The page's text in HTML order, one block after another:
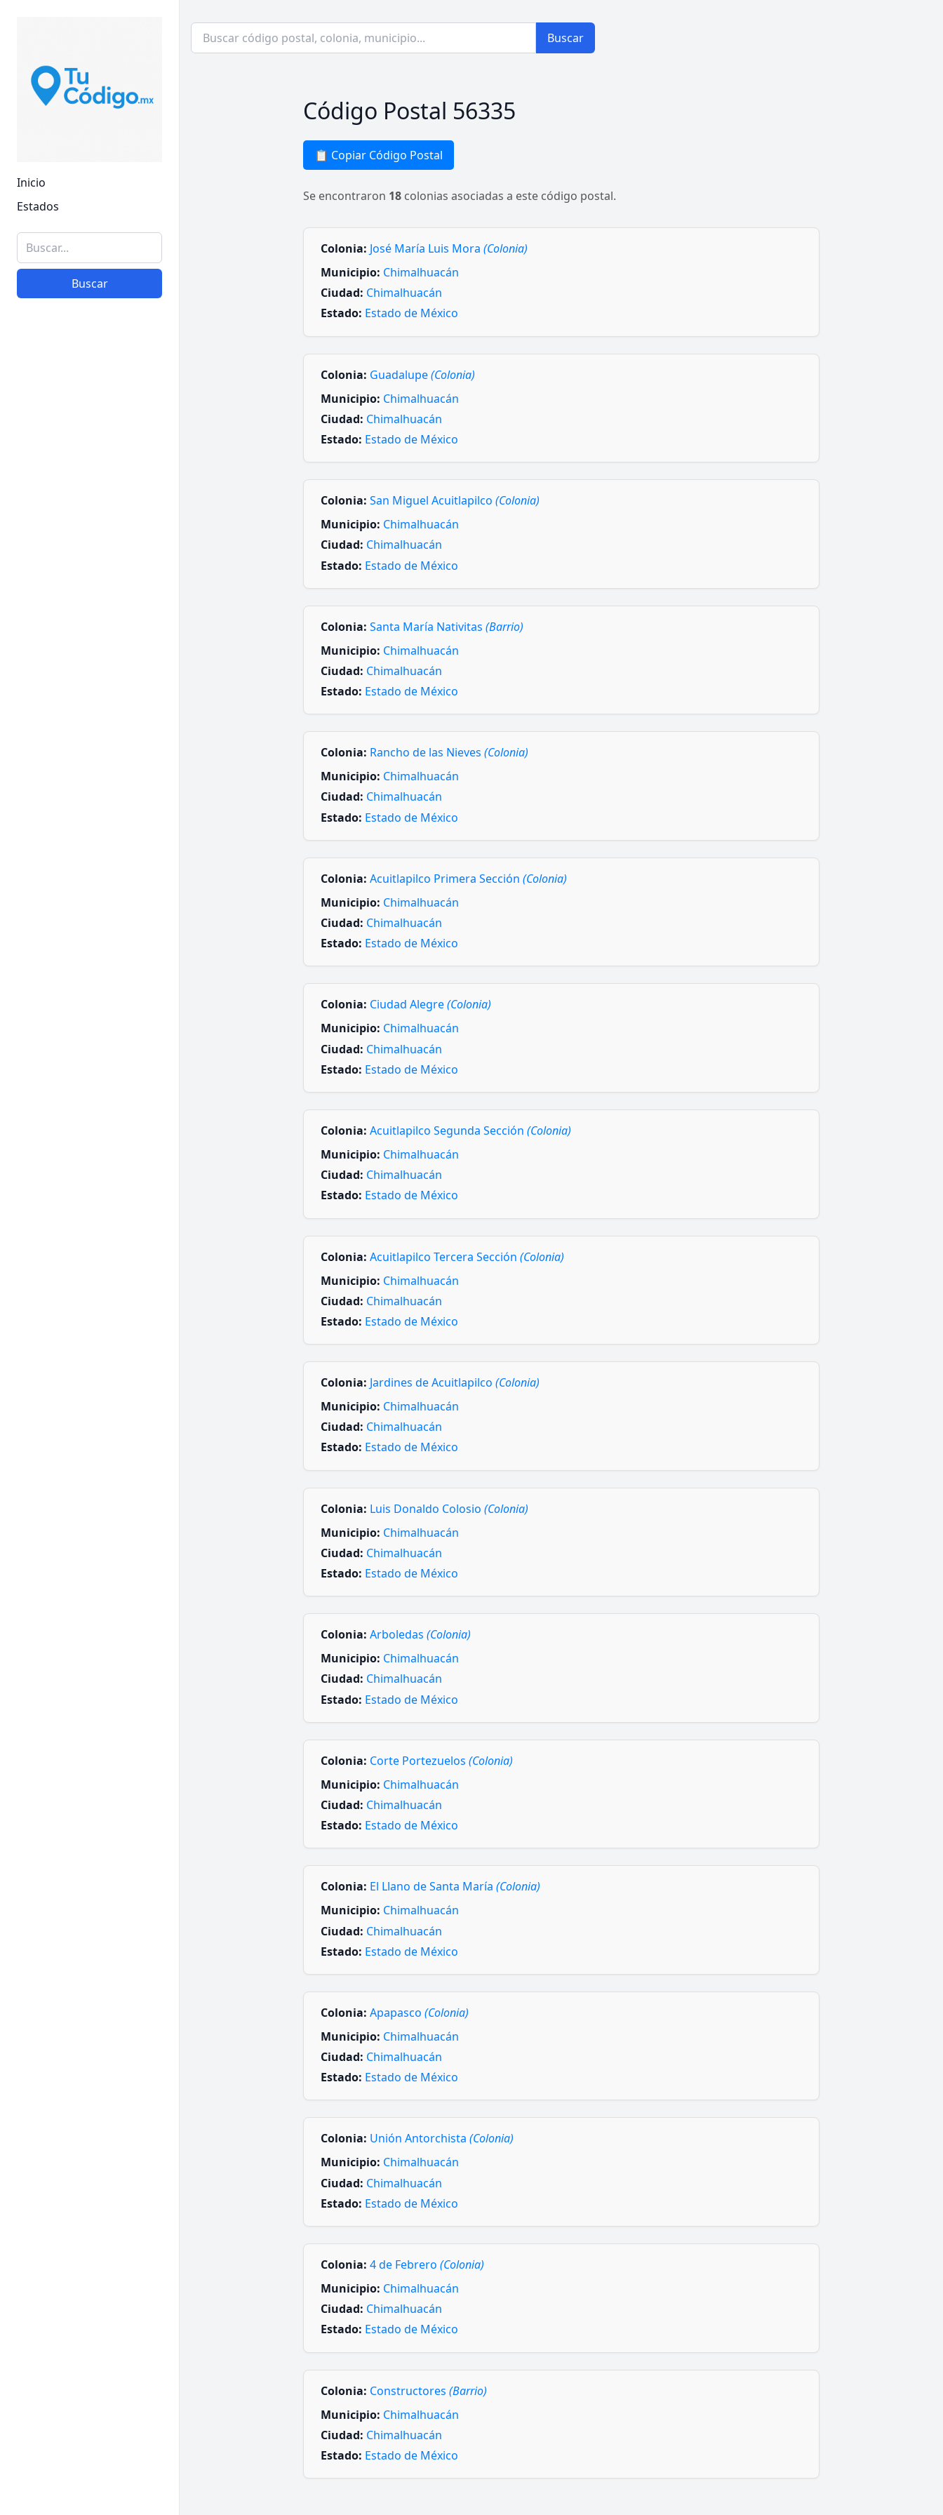
Inicio
Estados
Buscar
Buscar
Código Postal 56335
📋 Copiar Código Postal
Se encontraron 18 colonias asociadas a este código postal.
Colonia: José María Luis Mora (Colonia)
Municipio: Chimalhuacán
Ciudad: Chimalhuacán
Estado: Estado de México
Colonia: Guadalupe(Colonia)
Municipio: Chimalhuacán
Ciudad: Chimalhuacán
Estado: Estado de México
Colonia: San Miguel Acuitlapilco (Colonia)
Municipio: Chimalhuacán
Ciudad: Chimalhuacán
Estado: Estado de México
Colonia: Santa María Nativitas (Barrio)
Municipio: Chimalhuacán
Ciudad: Chimalhuacán
Estado: Estado de México
Colonia: Rancho de las Nieves (Colonia)
Municipio: Chimalhuacán
Ciudad: Chimalhuacán
Estado: Estado de México
Colonia: Acuitlapilco Primera Sección (Colonia)
Municipio: Chimalhuacán
Ciudad: Chimalhuacán
Estado: Estado de México
Colonia: Ciudad Alegre(Colonia)
Municipio: Chimalhuacán
Ciudad: Chimalhuacán
Estado: Estado de México
Colonia: Acuitlapilco Segunda Sección (Colonia)
Municipio: Chimalhuacán
Ciudad: Chimalhuacán
Estado: Estado de México
Colonia: Acuitlapilco Tercera Sección (Colonia)
Municipio: Chimalhuacán
Ciudad: Chimalhuacán
Estado: Estado de México
Colonia: Jardines de Acuitlapilco (Colonia)
Municipio: Chimalhuacán
Ciudad: Chimalhuacán
Estado: Estado de México
Colonia: Luis Donaldo Colosio (Colonia)
Municipio: Chimalhuacán
Ciudad: Chimalhuacán
Estado: Estado de México
Colonia: Arboledas (Colonia)
Municipio: Chimalhuacán
Ciudad: Chimalhuacán
Estado: Estado de México
Colonia: Corte Portezuelos (Colonia)
Municipio: Chimalhuacán
Ciudad: Chimalhuacán
Estado: Estado de México
Colonia: El Llano de Santa María (Colonia)
Municipio: Chimalhuacán
Ciudad: Chimalhuacán
Estado: Estado de México
Colonia: Apapasco (Colonia)
Municipio: Chimalhuacán
Ciudad: Chimalhuacán
Estado: Estado de México
Colonia: Unión Antorchista (Colonia)
Municipio: Chimalhuacán
Ciudad: Chimalhuacán
Estado: Estado de México
Colonia: 4 de Febrero (Colonia)
Municipio: Chimalhuacán
Ciudad: Chimalhuacán
Estado: Estado de México
Colonia: Constructores (Barrio)
Municipio: Chimalhuacán
Ciudad: Chimalhuacán
Estado: Estado de México